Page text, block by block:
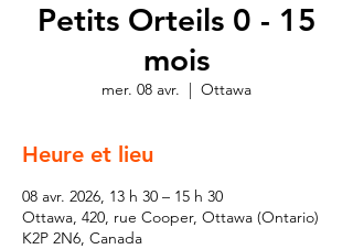
Petits Orteils 0 - 15
mois
mer. 08 avr.
  |
Ottawa
Heure et lieu
08 avr. 2026, 13 h 30 – 15 h 30
Ottawa, 420, rue Cooper, Ottawa (Ontario)
K2P 2N6, Canada